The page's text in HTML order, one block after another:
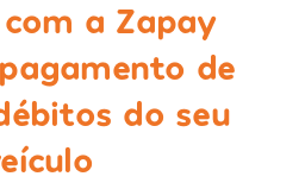
a Zapay
de
do seu